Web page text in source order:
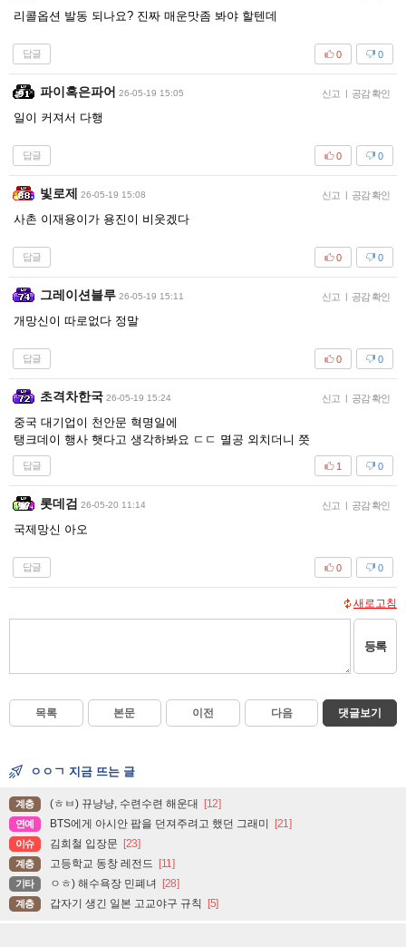
리콜옵션 발동 되나요? 진짜 매운맛좀 봐야 할텐데
답글 0
0
파이혹은파어 26-05-19 15:05 신고 공감 확인
일이 커져서 다행
답글 0
0
빛로제 26-05-19 15:08 신고 공감 확인
사촌 이재용이가 용진이 비웃겠다
답글 0
0
그레이션블루 26-05-19 15:11 신고 공감 확인
개망신이 따로없다 정말
답글 0
0
초격차한국 26-05-19 15:24 신고 공감 확인
중국 대기업이 천안문 혁명일에
탱크데이 행사 햇다고 생각하봐요 ㄷㄷ 멸공 외치더니 쯧
답글 0
1
롯데검 26-05-20 11:14 신고 공감 확인
국제망신 아오
답글 0
0
새로고침
등록
목록 본문 이전 다음 댓글보기
ㅇㅇㄱ 지금 뜨는 글
계층 (ㅎㅂ) 뀨냥냥, 수련수련 해운대 [12]
연예 BTS에게 아시안 팝을 던져주려고 했던 그래미 [21]
이슈 김희철 입장문 [23]
계층 고등학교 동창 레전드 [11]
기타 ㅇㅎ) 해수욕장 민폐녀 [28]
계층 갑자기 생긴 일본 고교야구 규칙 [5]